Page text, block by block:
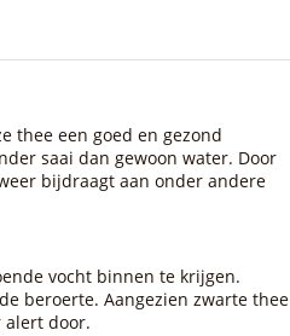
thee een goed en gezond
saai dan gewoon water. Door
bijdraagt aan onder andere
vocht binnen te krijgen.
beroerte. Aangezien zwarte thee
alert door.